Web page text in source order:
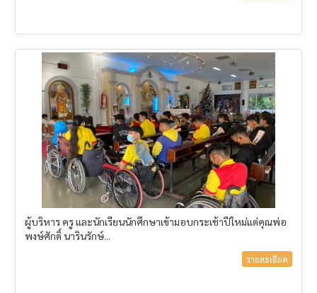
ผู้บริหาร ครู และนักเรียนนักศึกษาเข้ามอบกระเช้าปีใหม่แด่คุณพ่อ
พงษ์ศักดิ์ นารินรักษ์...
รายละเอียด